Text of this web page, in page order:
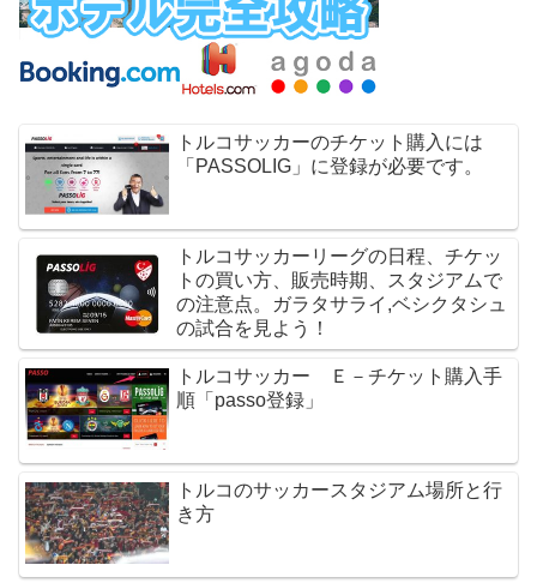
トルコサッカーのチケット購入には
「PASSOLIG」に登録が必要です。
トルコサッカーリーグの日程、チケッ
トの買い方、販売時期、スタジアムで
の注意点。ガラタサライ,ベシクタシュ
の試合を見よう！
トルコサッカー Ｅ－チケット購入手
順「passo登録」
トルコのサッカースタジアム場所と行
き方